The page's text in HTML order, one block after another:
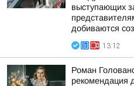
выступающих
добиваются
13:12
Роман
рекомендация